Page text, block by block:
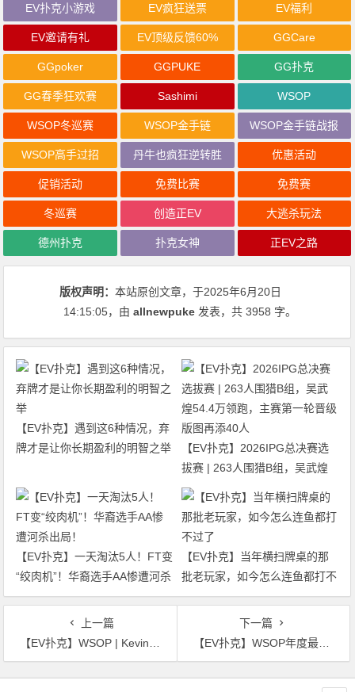
EV扑克小游戏 EV疯狂送票 EV福利
EV邀请有礼 EV顶级反馈60% GGCare
GGpoker GGPUKE GG扑克
GG春季狂欢赛 Sashimi WSOP
WSOP冬巡赛 WSOP金手链 WSOP金手链战报
WSOP高手过招 丹牛也疯狂逆转胜 优惠活动
促销活动 免费比赛 免费赛
冬巡赛 创造正EV 大逃杀玩法
德州扑克 扑克女神 正EV之路
版权声明：本站原创文章，于2025年6月20日
14:15:05，由allnewpuke 发表，共 3958 字。
【EV扑克】遇到这6种情况，弃
牌才是让你长期盈利的明智之举
【EV扑克】2026IPG总决赛选
拔赛 | 263人围猎B组，吴武煌
54.4万领跑，主赛第一轮晋级版
【EV扑克】一天淘汰5人！FT变
“绞肉机”！华裔选手AA惨遭河杀
出局！
【EV扑克】当年横扫牌桌的那
批老玩家，如今怎么连鱼都打不
过了
上一篇
【EV扑克】WSOP | Kevin Choi在47号赛事获得亚军，周全、丁彪进入25K奥马哈豪客赛第二轮
下一篇
【EV扑克】WSOP年度最佳诈唬？250K豪客赛泡沫期，嘴炮哥把天三条弃了…
文